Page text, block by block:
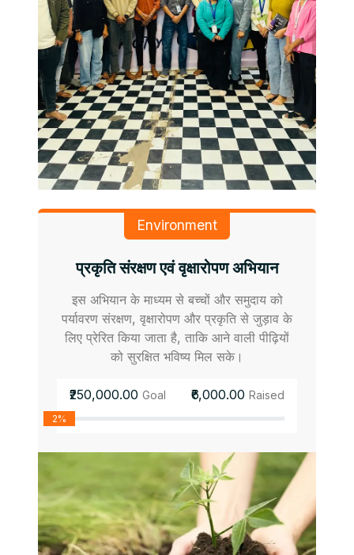
Environment
प्रकृति संरक्षण एवं वृक्षारोपण अभियान
इस अभियान के माध्यम से बच्चों और समुदाय को
पर्यावरण संरक्षण, वृक्षारोपण और प्रकृति से जुड़ाव के
लिए प्रेरित किया जाता है, ताकि आने वाली पीढ़ियों
को सुरक्षित भविष्य मिल सके।
₹250,000.00 Goal ₹6,000.00 Raised
2%